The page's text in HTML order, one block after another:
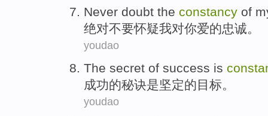
Never doubt the constancy of
绝对不要怀疑我对你爱的忠诚。
youdao
The secret of success is
成功的秘诀是坚定的目标。
youdao